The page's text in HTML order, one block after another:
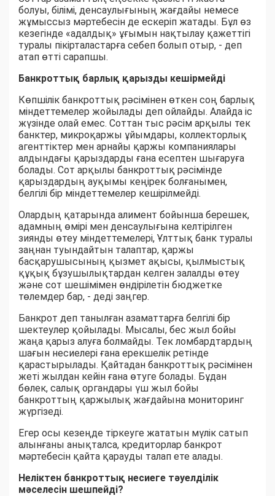
болуы, білімі, денсаулығының жағдайы немесе
жұмыссыз мәртебесін де ескеріп жатады. Бұл өз
кезегінде «адалдық» ұғымын нақтылау қажеттігі
туралы пікірталастарға себеп болып отыр, - деп
атап өтті сарапшы.
Банкроттық барлық қарызды кешірмейді
Көпшілік банкроттық рәсімінен өткен соң барлық
міндеттемелер жойылады деп ойлайды. Алайда іс
жүзінде олай емес. Соттан тыс рәсім арқылы тек
банктер, микроқаржы ұйымдары, коллекторлық
агенттіктер мен арнайы қаржы компаниялары
алдындағы қарыздарды ғана есептен шығаруға
болады. Сот арқылы банкроттық рәсімінде
қарыздардың ауқымы кеңірек болғанымен,
белгілі бір міндеттемелер кешірілмейді.
Олардың қатарында алимент бойынша берешек,
адамның өмірі мен денсаулығына келтірілген
зиянды өтеу міндеттемелері, Ұлттық банк туралы
заңнан туындайтын талаптар, қаржы
басқарушысының қызмет ақысы, қылмыстық
құқық бұзушылықтардан келген залалды өтеу
және сот шешімімен өндірілетін бюджетке
төлемдер бар, - деді заңгер.
Банкрот деп танылған азаматтарға белгілі бір
шектеулер қойылады. Мысалы, бес жыл бойы
жаңа қарыз алуға болмайды. Тек ломбардтардың
шағын несиелері ғана ерекшелік ретінде
қарастырылады. Қайтадан банкроттық рәсімінен
жеті жылдан кейін ғана өтуге болады. Бұдан
бөлек, салық органдары үш жыл бойы
банкроттың қаржылық жағдайына мониторинг
жүргізеді.
Егер осы кезеңде тіркеуге жататын мүлік сатып
алынғаны анықталса, кредиторлар банкрот
мәртебесін қайта қарауды талап ете алады.
Неліктен банкроттық несиеге тәуелділік
мәселесін шешпейді?